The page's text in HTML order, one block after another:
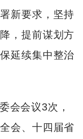
新要求，坚持
，提前谋划方
延续集中整治
会会议3次，
会、十四届省